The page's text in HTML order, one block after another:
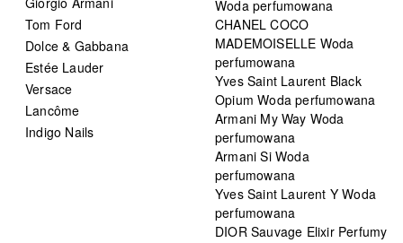
Tom Ford
Dolce & Gabbana
Estée Lauder
Versace
Lancôme
Indigo Nails
Woda perfumowana
CHANEL COCO
MADEMOISELLE Woda
perfumowana
Yves Saint Laurent Black
Opium Woda perfumowana
Armani My Way Woda
perfumowana
Armani Si Woda
perfumowana
Yves Saint Laurent Y Woda
perfumowana
DIOR Sauvage Elixir Perfumy